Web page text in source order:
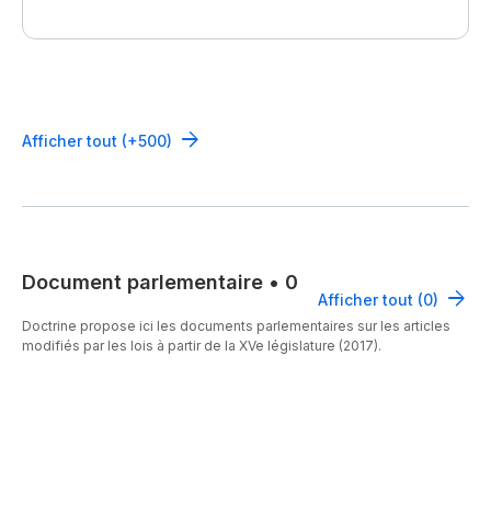
Afficher tout (+500)
Document parlementaire • 0
Afficher tout (0)
Doctrine propose ici les documents parlementaires sur les articles
modifiés par les lois à partir de la XVe législature (2017).